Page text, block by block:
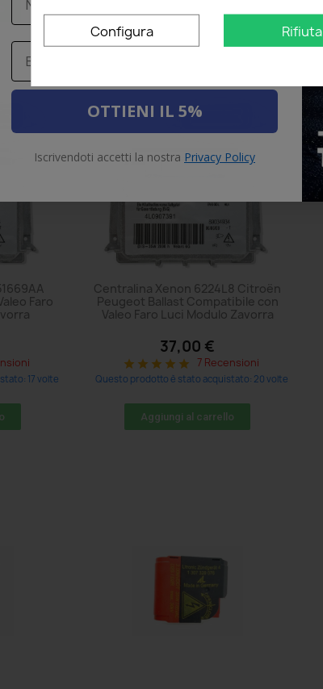
Faro
17 volte
Centralina Xenon 6224L8 Citroën
Peugeot Ballast Compatibile con
Valeo Faro Luci Modulo Zavorra
37,00 €
star star star star star 7 Recensioni
Questo prodotto è stato acquistato: 20 volte
Aggiungi al carrello
Configura Rifiuta
Email
OTTIENI IL 5%
Iscrivendoti accetti la nostra Privacy Policy